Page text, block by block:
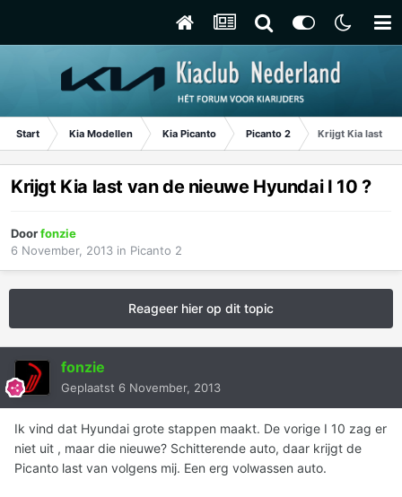
Start Kia Modellen Kia Picanto Picanto 2 Krijgt Kia last
Krijgt Kia last van de nieuwe Hyundai I 10 ?
Doorfonzie
6 November, 2013 in Picanto 2
Reageer hier op dit topic
fonzie
Geplaatst 6 November, 2013
Ik vind dat Hyundai grote stappen maakt. De vorige I 10 zag er
niet uit , maar die nieuwe? Schitterende auto, daar krijgt de
Picanto last van volgens mij. Een erg volwassen auto.